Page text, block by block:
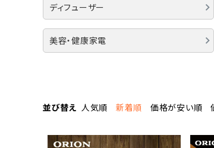
ディフューザー
美容・健康家電
並び替え 人気順 新着順 価格が安い順